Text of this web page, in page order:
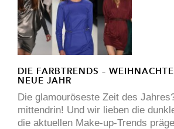
DIE FARBTRENDS –
NEUE JAHR
Die glamouröseste Zeit des
mittendrin! Und wir lieben die
die aktuellen Make-up-Trends